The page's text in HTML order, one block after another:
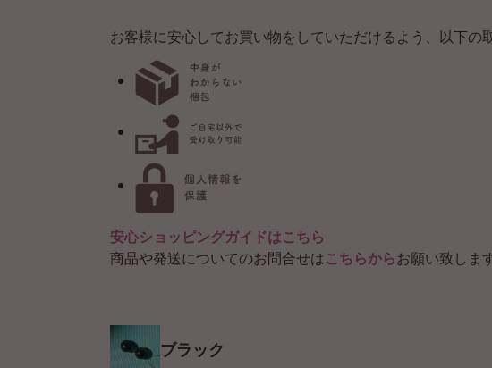
お客様に安心してお買い物をしていただけるよう、以下の
安心ショッピングガイドはこちら
商品や発送についてのお問合せはこちらからお願い致します
ブラック